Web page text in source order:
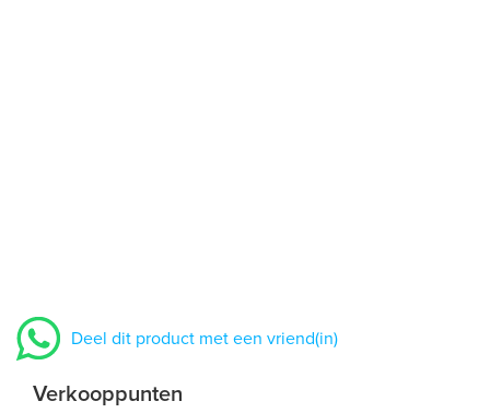
Deel dit product met een vriend(in)
Verkooppunten